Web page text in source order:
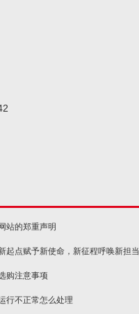
站的郑重声明
点赋予新使命，新征程呼唤新担当
购注意事项
行不正常怎么处理